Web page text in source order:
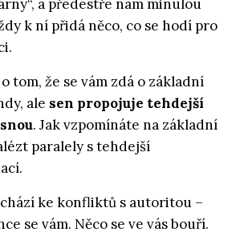
a předestře nám minulou
k ní přidá něco, co se hodí pro
tom, že se vám zdá o základní
ale sen propojuje tehdejší
. Jak vzpomínáte na základní
paralely s tehdejší
ke konfliktů s autoritou –
se vám. Něco se ve vás bouří.